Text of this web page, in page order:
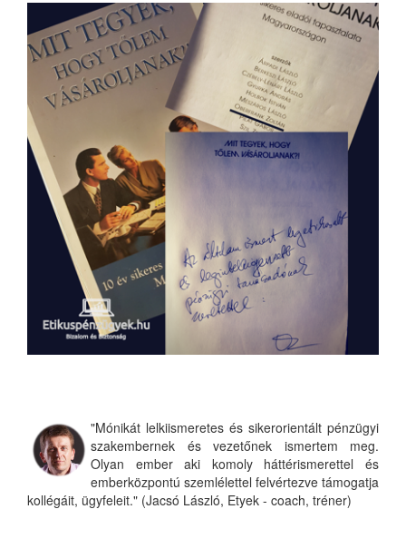
"Mónikát lelkiismeretes és sikerorientált pénzügyi
szakembernek és vezetőnek ismertem meg.
Olyan ember aki komoly háttérismerettel és
emberközpontú szemlélettel felvértezve támogatja
kollégáit, ügyfeleit." (Jacsó László, Etyek - coach, tréner)